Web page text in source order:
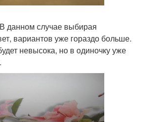
данном случае выбирая
вариантов уже гораздо больше.
невысока, но в одиночку уже